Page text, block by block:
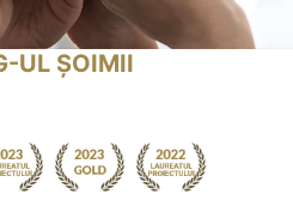
UL ȘOIMII